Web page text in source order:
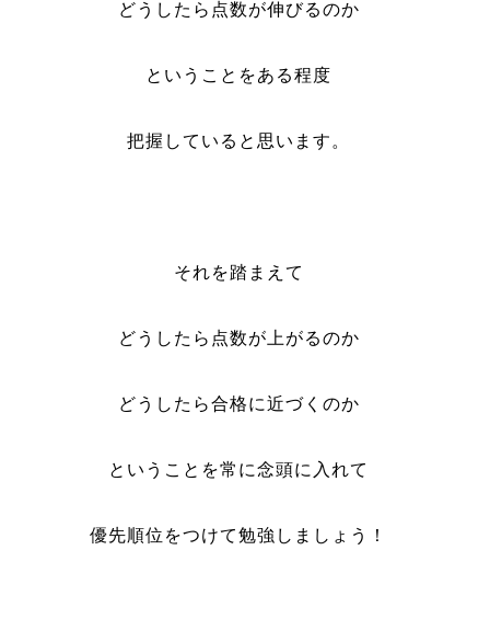
どうしたら点数が伸びるのか
ということをある程度
把握していると思います。
それを踏まえて
どうしたら点数が上がるのか
どうしたら合格に近づくのか
ということを常に念頭に入れて
優先順位をつけて勉強しましょう！